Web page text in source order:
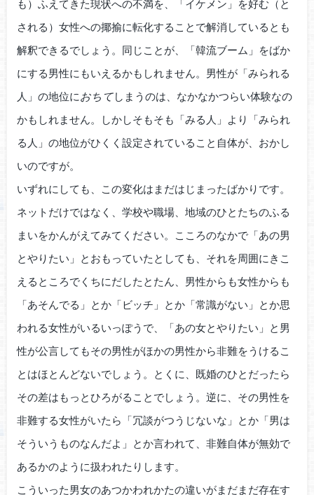
も）ふえてきた現状への不満を、「イケメン」を好む（と
される）女性への揶揄に転化することで解消しているとも
解釈できるでしょう。同じことが、「韓流ブーム」をばか
にする男性にもいえるかもしれません。男性が「みられる
人」の地位に おちてしまうのは、なかなかつらい体験なの
かもしれません。しかしそもそも「みる人」より「みられ
る人」の地位がひくく設定されていること自体が、おかし
いのですが。
いずれにしても、この変化はまだはじまったばかりです。
ネットだけではなく、学校や職場、地域のひとたちのふる
まいをかんがえてみてください。こころのなかで「あの男
とやりたい」とおもっていたとしても、それを周囲にきこ
えるところでくちにだしたとたん、男性からも女性からも
「あそんでる」とか「ビッチ」とか「常識がない」とか思
われる女性がいるいっぽうで、「あの女とやりたい」と男
性が公言してもその男性がほかの男性から非難をうけるこ
とはほとんどないでしょう。とくに、既婚のひとだったら
その差はもっとひろがることでしょう。逆に、その男性を
非難する女性がいたら「冗談がつうじないな」とか「男は
そういうものなんだよ」とか言われて、非難自体が無効で
あるかのように扱われたりします。
こういった男女のあつかわれかたの違いがまだまだ存在す